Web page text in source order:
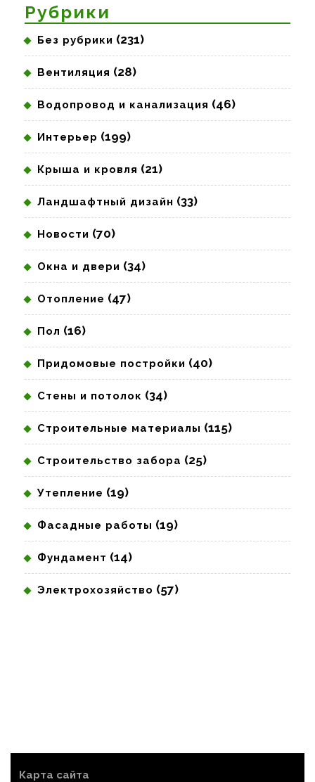
Рубрики
Без рубрики (231)
Вентиляция (28)
Водопровод и канализация (46)
Интерьер (199)
Крыша и кровля (21)
Ландшафтный дизайн (33)
Новости (70)
Окна и двери (34)
Отопление (47)
Пол (16)
Придомовые постройки (40)
Стены и потолок (34)
Строительные материалы (115)
Строительство забора (25)
Утепление (19)
Фасадные работы (19)
Фундамент (14)
Электрохозяйство (57)
Карта сайта